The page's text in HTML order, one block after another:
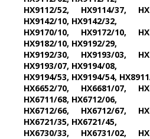
HX9112/52, HX9114/37,
HX9142/10, HX9142/32,
HX9170/10, HX9172/10,
HX9182/10, HX9192/29,
HX9192/30, HX9193/03,
HX9193/07, HX9194/08,
HX9194/53, HX9194/54,
HX6652/70, HX6681/07,
HX6711/68, HX6712/06,
HX6712/66, HX6712/67,
HX6721/35, HX6721/45,
HX6730/33, HX6731/02,